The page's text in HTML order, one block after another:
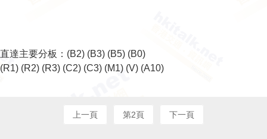
直達主要分板： (B2) (B3) (B5) (B0)
(R1) (R2) (R3) (C2) (C3) (M1) (V) (A10)
上一頁 第2頁 下一頁